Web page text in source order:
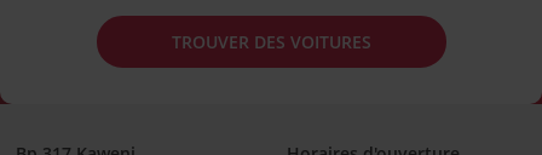
TROUVER DES VOITURES